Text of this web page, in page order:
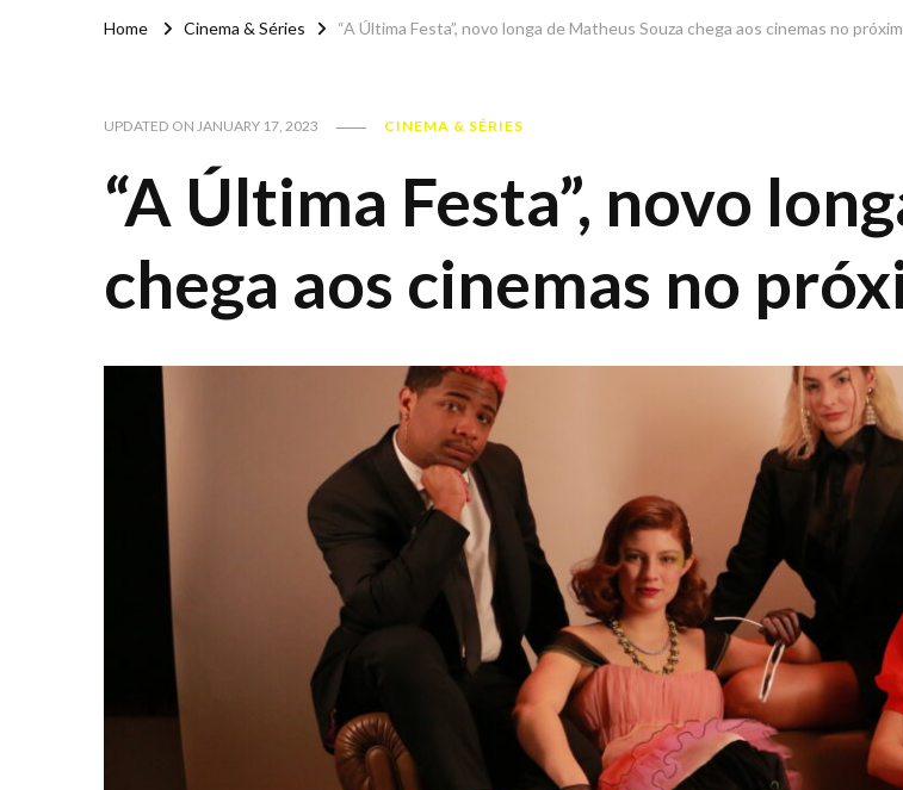
Home Cinema & Séries “A Última Festa”, novo longa de Matheus Souza chega aos cinemas no
UPDATED ON JANUARY 17, 2023 CINEMA & SÉRIES
“A Última Festa”, novo
chega aos cinemas no